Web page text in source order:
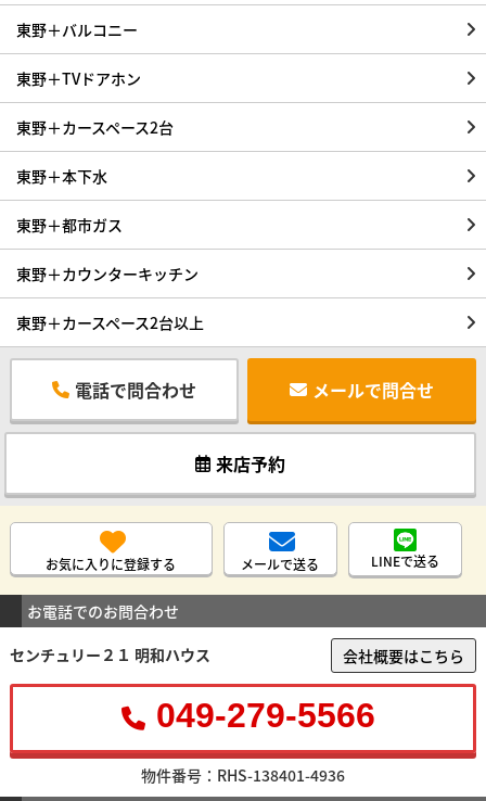
東野＋バルコニー
東野＋TVドアホン
東野＋カースペース2台
東野＋本下水
東野＋都市ガス
東野＋カウンターキッチン
東野＋カースペース2台以上
電話で問合わせ メールで問合せ
来店予約
お気に入りに登録する メールで送る LINEで送る
お電話でのお問合わせ
センチュリー２１ 明和ハウス
会社概要はこちら
049-279-5566
物件番号：RHS-138401-4936